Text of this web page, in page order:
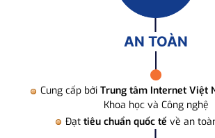
AN TOÀN
Cung cấp bởi Trung tâm Internet Việt
Khoa học và Công nghệ
Đạt tiêu chuẩn quốc tế về an